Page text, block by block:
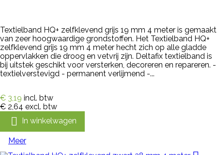
Textielband HQ+ zelfklevend grijs 19 mm 4 meter is gemaakt
van zeer hoogwaardige grondstoffen. Het Textielband HQ+
zelfklevend grijs 19 mm 4 meter hecht zich op alle gladde
oppervlakken die droog en vetvrij zijn. Deltafix textielband is
bij uitstek geschikt voor versterken, decoreren en repareren. -
textielverstevigd - permanent verlijmend -...
€ 3,19 incl. btw
€ 2,64 excl. btw
 In winkelwagen
Meer